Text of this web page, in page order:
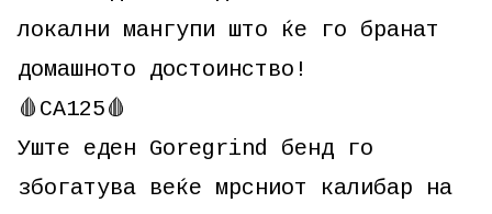
локални мангупи што ќе го бранат
домашното достоинство!
🩸CA125🩸
Уште еден Goregrind бенд го
збогатува веќе мрсниот калибар на